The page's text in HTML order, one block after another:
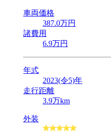
車両価格
387.0万円
諸費用
6.9万円
年式
2023(令5)年
走行距離
3.9万km
外装